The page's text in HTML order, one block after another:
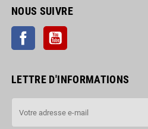
NOUS SUIVRE
FacebookYouTube
LETTRE D'INFORMATIONS